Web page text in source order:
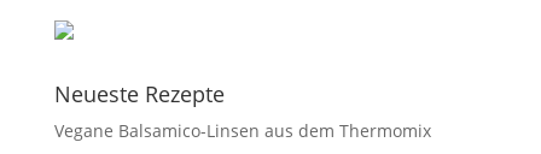
Neueste Rezepte
Vegane Balsamico-Linsen aus dem Thermomix